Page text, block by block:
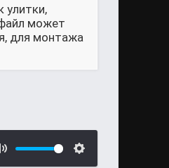
улитки,
может
для монтажа